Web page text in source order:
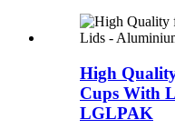
High
Cups With
LGLPAK